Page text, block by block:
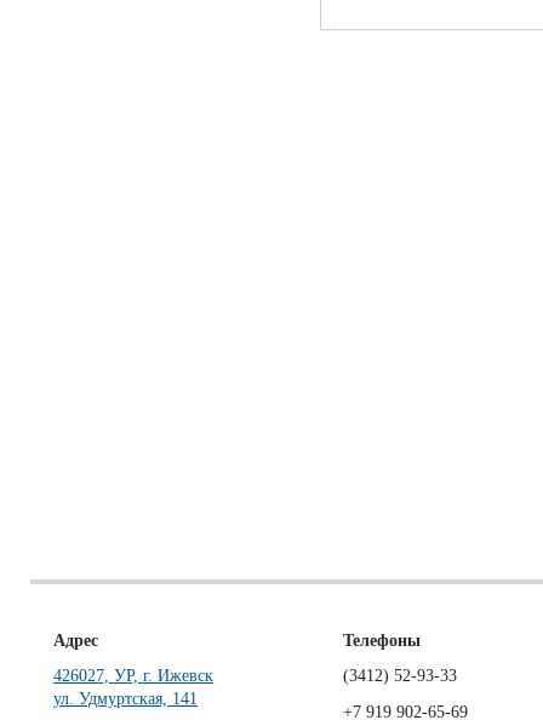
Адрес
426027, УР, г. Ижевск
ул. Удмуртская, 141
Телефоны
(3412) 52-93-33
+7 919 902-65-69